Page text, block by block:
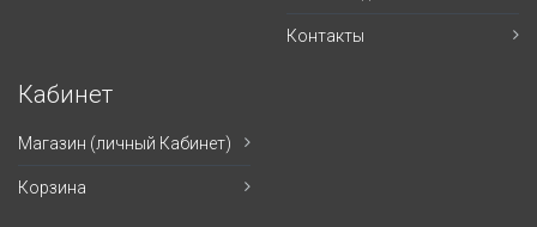
Контакты
Кабинет
Магазин (личный Кабинет)
Корзина